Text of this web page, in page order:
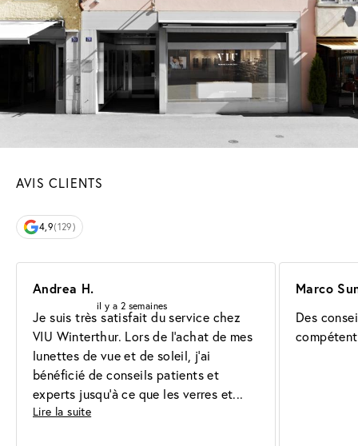
AVIS CLIENTS
4,9(129)
Andrea H.
il y a 2 semaines
Je suis très satisfait du service chez
VIU Winterthur. Lors de l'achat de mes
lunettes de vue et de soleil, j'ai
bénéficié de conseils patients et
experts jusqu'à ce que les verres et
Lire la suite
Marco
Des